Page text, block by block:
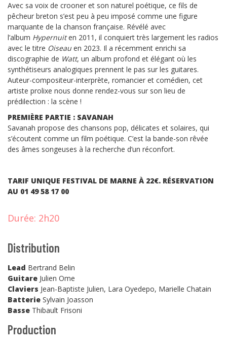
Avec sa voix de crooner et son naturel poétique, ce fils de
pêcheur breton s’est peu à peu imposé comme une figure
marquante de la chanson française. Révélé avec
l’album Hypernuiten 2011, il conquiert très largement les radios
avec le titre Oiseau en 2023. Il a récemment enrichi sa
discographie de Watt, un album profond et élégant où les
synthétiseurs analogiques prennent le pas sur les guitares.
Auteur-compositeur-interprète, romancier et comédien, cet
artiste prolixe nous donne rendez-vous sur son lieu de
prédilection : la scène !
PREMIÈRE PARTIE : SAVANAH
Savanah propose des chansons pop, délicates et solaires, qui
s’écoutent comme un film poétique. C’est la bande-son rêvée
des âmes songeuses à la recherche d’un réconfort.
TARIF UNIQUE FESTIVAL DE MARNE À 22€. RÉSERVATION
AU 01 49 58 17 00
Durée: 2h20
Distribution
Lead Bertrand Belin
Guitare Julien Ome
Claviers Jean-Baptiste Julien, Lara Oyedepo, Marielle Chatain
Batterie Sylvain Joasson
Basse Thibault Frisoni
Production